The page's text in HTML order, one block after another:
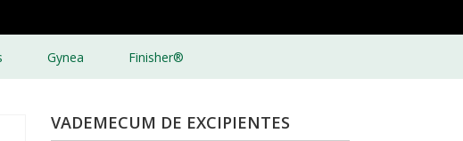
Gynea Finisher®
VADEMECUM DE EXCIPIENTES